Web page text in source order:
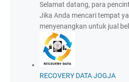
Selamat datang, para
Jika Anda mencari tempat
menyenangkan untuk jual
RECOVERY DATA JOGJA